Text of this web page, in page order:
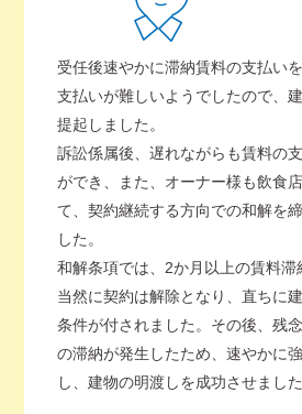
受任後速やかに滞納賃料の支払い
支払いが難しいようでしたので、
提起しました。
訴訟係属後、遅れながらも賃料の
ができ、また、オーナー様も飲食
て、契約継続する方向での和解を
した。
和解条項では、2か月以上の賃料滞
当然に契約は解除となり、直ちに
条件が付されました。その後、残
の滞納が発生したため、速やかに
し、建物の明渡しを成功させました